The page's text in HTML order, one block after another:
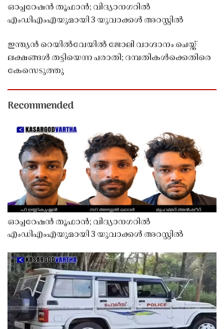
ഓപ്പറേഷൻ തൂഫാൻ; വിദ്യാനഗറിൽ
എംഡിഎംഎയുമായി 3 യുവാക്കൾ അറസ്റ്റിൽ
ഇന്ത്യൻ റെയിൽവേയിൽ ജോലി വാഗ്ദാനം ചെയ്ത്
ലക്ഷങ്ങൾ തട്ടിയെന്ന പരാതി; ദമ്പതികൾക്കെതിരെ
കേസെടുത്തു
Recommended
ഓപ്പറേഷൻ തൂഫാൻ; വിദ്യാനഗറിൽ
എംഡിഎംഎയുമായി 3 യുവാക്കൾ അറസ്റ്റിൽ